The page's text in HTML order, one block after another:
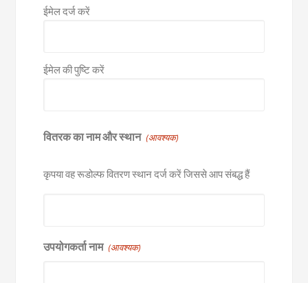
ईमेल दर्ज करें
ईमेल की पुष्टि करें
वितरक का नाम और स्थान (आवश्यक)
कृपया वह रूडोल्फ वितरण स्थान दर्ज करें जिससे आप संबद्ध हैं
उपयोगकर्ता नाम (आवश्यक)